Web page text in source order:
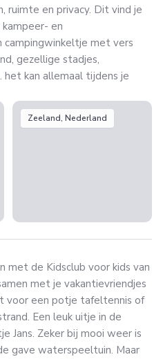
ruimte en privacy. Dit vind je
en
campingwinkeltje met vers
gezellige stadjes,
kan allemaal tijdens je
Zeeland, Nederland
met de Kidsclub voor kids van
met je vakantievriendjes
voor een potje tafeltennis of
Een leuk uitje in de
Jans. Zeker bij mooi weer is
gave waterspeeltuin. Maar